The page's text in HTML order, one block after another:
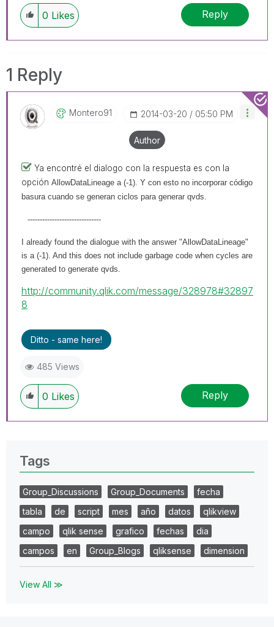
0 Likes Reply
1 Reply
Montero91 ‎2014-03-20 05:50 PM
Author
Ya encontré el dialogo con la respuesta es con la
opción AllowDataLineage a (-1). Y con esto no incorporar código
basura cuando se generan ciclos para generar qvds.
------------------------------
I already found the dialogue with the answer "AllowDataLineage"
is a (-1). And this does not include garbage code when cycles are
generated to generate qvds.
http://community.qlik.com/message/328978#32897
8
Ditto - same here!
485 Views
0 Likes Reply
Tags
Group_Discussions Group_Documents
fecha
tabla
de script mes año datos
qlikview
campo
qlik sense grafico fechas
dia
campos
en Group_Blogs qliksense dimension
View All ≫